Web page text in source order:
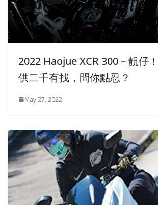
2022 Haojue XCR 300 – 靚仔
供二千有找，問你點忍？
May 27, 2022